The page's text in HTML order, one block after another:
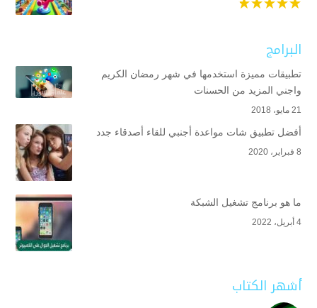
البرامج
تطبيقات مميزة استخدمها في شهر رمضان الكريم
واجني المزيد من الحسنات
21 مايو، 2018
أفضل تطبيق شات مواعدة أجنبي للقاء أصدقاء جدد
8 فبراير، 2020
ما هو برنامج تشغيل الشبكة
4 أبريل، 2022
أشهر الكتاب